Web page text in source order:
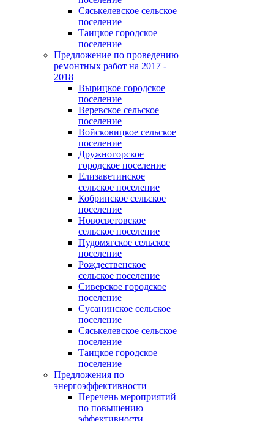
Сяськелевское сельское
поселение
Таицкое городское
поселение
Предложение по проведению
ремонтных работ на 2017 -
2018
Вырицкое городское
поселение
Веревское сельское
поселение
Войсковицкое сельское
поселение
Дружногорское
городское поселение
Елизаветинское
сельское поселение
Кобринское сельское
поселение
Новосветовское
сельское поселение
Пудомягское сельское
поселение
Рождественское
сельское поселение
Сиверское городское
поселение
Сусанинское сельское
поселение
Сяськелевское сельское
поселение
Таицкое городское
поселение
Предложения по
энергоэффективности
Перечень мероприятий
по повышению
эффективности